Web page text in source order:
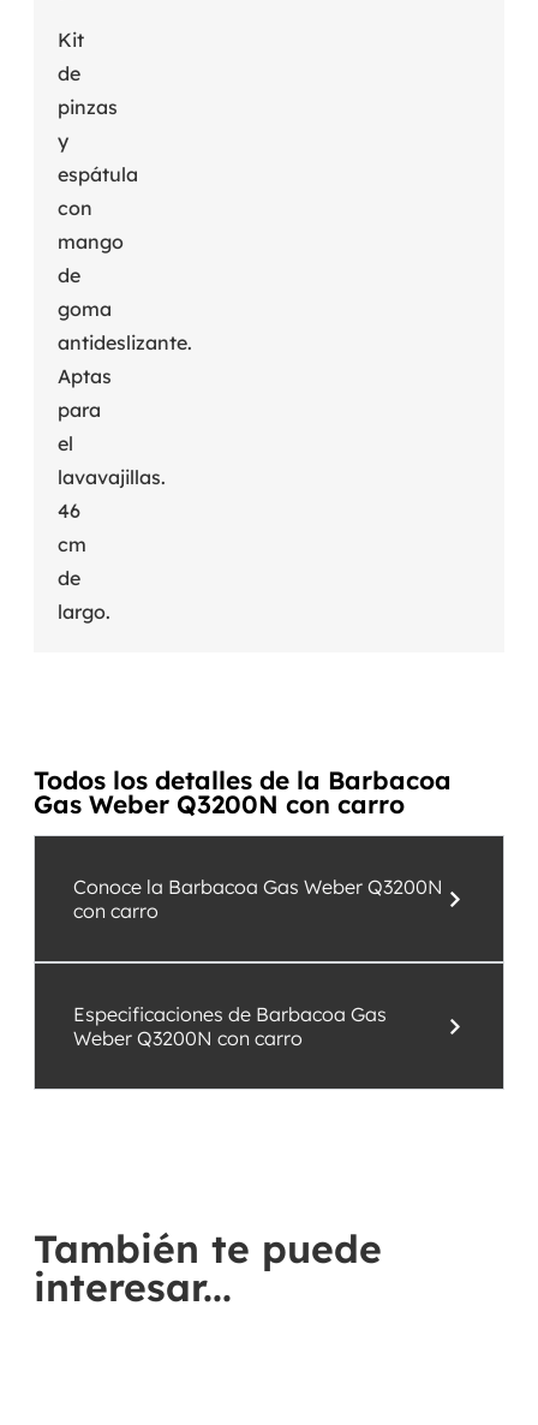
Kit
de
pinzas
y
espátula
con
mango
de
goma
antideslizante.
Aptas
para
el
lavavajillas.
46
cm
de
largo.
Todos los detalles de la Barbacoa
Gas Weber Q3200N con carro
Conoce la Barbacoa Gas Weber Q3200N
con carro
Especificaciones de Barbacoa Gas
Weber Q3200N con carro
También te puede
interesar...